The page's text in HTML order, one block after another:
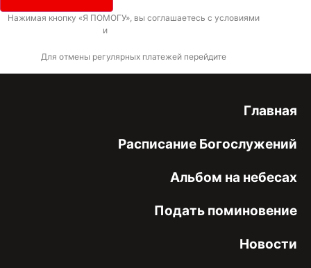
Нажимая кнопку «Я ПОМОГУ», вы соглашаетесь с условиями
и
Для отмены регулярных платежей перейдите
Главная
Расписание Богослужений
Альбом на небесах
Подать поминовение
Новости